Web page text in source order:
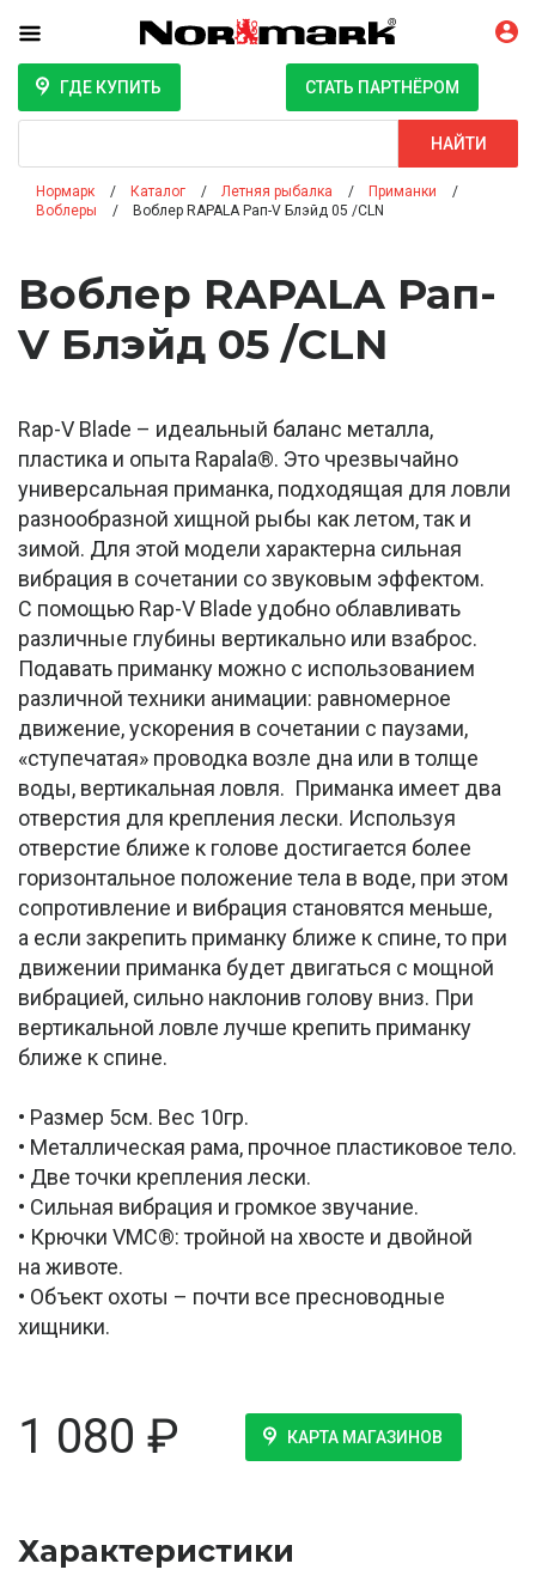
ГДЕ КУПИТЬ СТАТЬ ПАРТНЁРОМ
НАЙТИ
Нормарк Каталог Летняя рыбалка
Приманки
Воблеры
Воблер RAPALA Рап-V Блэйд 05 /CLN
Воблер RAPALA Рап-
V Блэйд 05 /CLN
Rap-V Blade – идеальный баланс металла,
пластика и опыта Rapala®. Это чрезвычайно
универсальная приманка, подходящая для ловли
разнообразной хищной рыбы как летом, так и
зимой. Для этой модели характерна сильная
вибрация в сочетании со звуковым эффектом.
С помощью Rap-V Blade удобно облавливать
различные глубины вертикально или взаброс.
Подавать приманку можно с использованием
различной техники анимации: равномерное
движение, ускорения в сочетании с паузами,
«ступечатая» проводка возле дна или в толще
воды, вертикальная ловля. Приманка имеет два
отверстия для крепления лески. Используя
отверстие ближе к голове достигается более
горизонтальное положение тела в воде, при этом
сопротивление и вибрация становятся меньше,
а если закрепить приманку ближе к спине, то при
движении приманка будет двигаться с мощной
вибрацией, сильно наклонив голову вниз. При
вертикальной ловле лучше крепить приманку
ближе к спине.
• Размер 5см. Вес 10гр.
• Металлическая рама, прочное пластиковое тело.
• Две точки крепления лески.
• Сильная вибрация и громкое звучание.
• Крючки VMC®: тройной на хвосте и двойной
на животе.
• Объект охоты – почти все пресноводные
хищники.
1 080 ₽ КАРТА МАГАЗИНОВ
Характеристики